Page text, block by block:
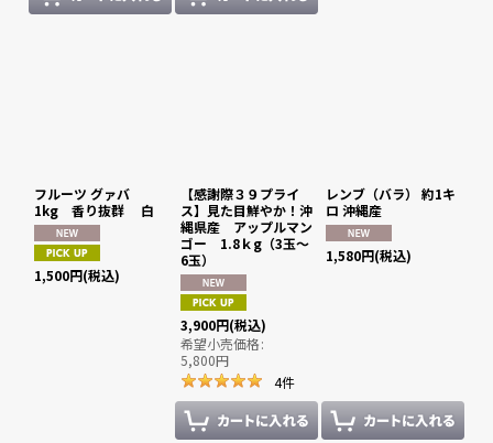
フルーツ グァバ
1kg 香り抜群 白
1,500円(税込)
【感謝際３９プライ
ス】見た目鮮やか！沖
縄県産 アップルマン
ゴー 1.8ｋg（3玉〜
6玉）
3,900円(税込)
希望小売価格:
5,800円
4件
レンブ（バラ） 約1キ
ロ 沖縄産
1,580円(税込)